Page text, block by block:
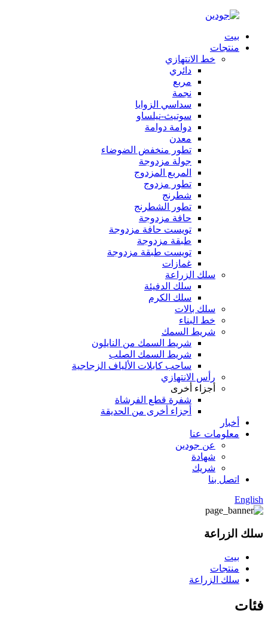
بيت
منتجات
خط الانتهازي
دائري
مربع
نجمة
سداسي الزوايا
سوتيث-نيلساو
دوامة دوامة
معدن
تطور منخفض الضوضاء
جولة مزدوجة
المربع المزدوج
تطور مزدوج
شطرنج
تطور الشطرنج
حافة مزدوجة
تويست حافة مزدوجة
طبقة مزدوجة
تويست طبقة مزدوجة
غمازات
سلك الزراعة
سلك الدفيئة
سلك الكرم
سلك بالات
خط البناء
شريط السمك
شريط السمك من النايلون
شريط السمك الصلب
ساحب كابلات الألياف الزجاجية
رأس الانتهازي
أجزاء أخرى
شفرة قطع الفرشاة
أجزاء أخرى من الحديقة
أخبار
معلومات عنا
عن جودين
شهادة
شريك
اتصل بنا
English
سلك الزراعة
بيت
منتجات
سلك الزراعة
فئات